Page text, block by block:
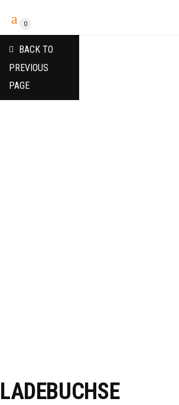
0
BACK TO
PREVIOUS
PAGE
LADEBUCHSE